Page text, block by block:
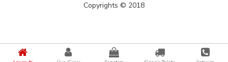
Copyrights © 2018
{%kategori_metaDescription%} {%KATEGORI_ADI%}